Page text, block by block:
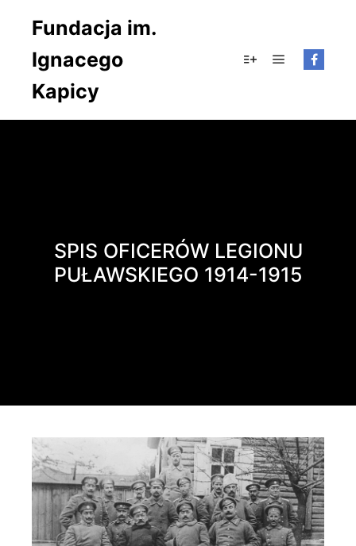
Fundacja im.
Ignacego
Kapicy
SPIS OFICERÓW LEGIONU
PUŁAWSKIEGO 1914-1915